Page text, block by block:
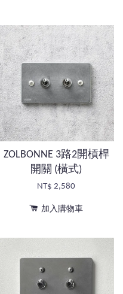
ZOLBONNE 3路2開槓桿
開關 (橫式)
NT$ 2,580
加入購物車